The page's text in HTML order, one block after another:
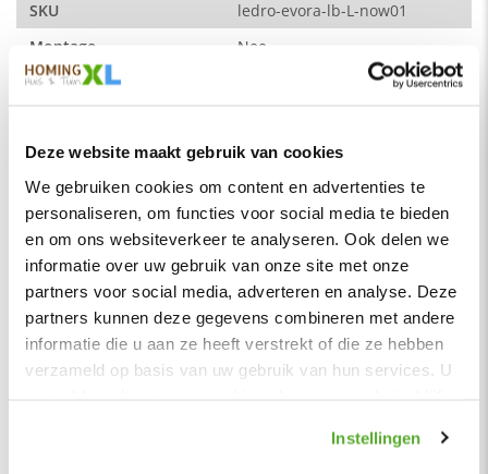
Deze website maakt gebruik van cookies
We gebruiken cookies om content en advertenties te
personaliseren, om functies voor social media te bieden
en om ons websiteverkeer te analyseren. Ook delen we
informatie over uw gebruik van onze site met onze
partners voor social media, adverteren en analyse. Deze
partners kunnen deze gegevens combineren met andere
informatie die u aan ze heeft verstrekt of die ze hebben
verzameld op basis van uw gebruik van hun services. U
Instellingen
Bij deze variant zit de chaise longue aan de linkerzijde als je
werkelijkheid. Zeker weten dat dit de kleur is die je zoekt?
Vraag dan een stukje van de stof aan via de knop "kleurstaal
aanvragen".
De stof:
De stof Now or never is een geweven bouclé stof, ook wel
teddy stof genoemd. Door een speciale weeftechniek vormen
de geweven stukjes lusjes. Het eindresultaat is een zeer
sterke stof die niet kreukt.
Aantal poten:
SKU
ledro-evora-lb-L-now01
Montage
Nee
Merk
Vorm
Vaste kussens
Serie
Evora
Kleur
Off-white
Materiaal
Stof
Zitbreedte
63 cm
Zithoogte
44 cm
Zitcomfort
Stevig
Polyetherschuim